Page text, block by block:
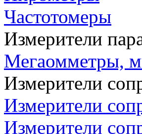
Частотомеры
Измерители
Мегаомметры,
Измерители
Измерители
Измерители